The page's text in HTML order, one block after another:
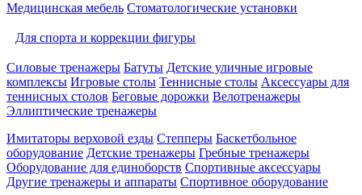
Медицинская мебель Стоматологические установки
Для спорта и коррекции фигуры
Силовые тренажеры Батуты Детские уличные игровые
комплексы Игровые столы Теннисные столы Аксессуары для
теннисных столов Беговые дорожки Велотренажеры
Эллиптические тренажеры
Имитаторы верховой езды Степперы Баскетбольное
оборудование Детские тренажеры Гребные тренажеры
Оборудование для единоборств Спортивные аксессуары
Другие тренажеры и аппараты Спортивное оборудование